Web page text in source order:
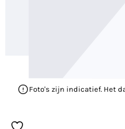
Foto's zijn indicatief. Het